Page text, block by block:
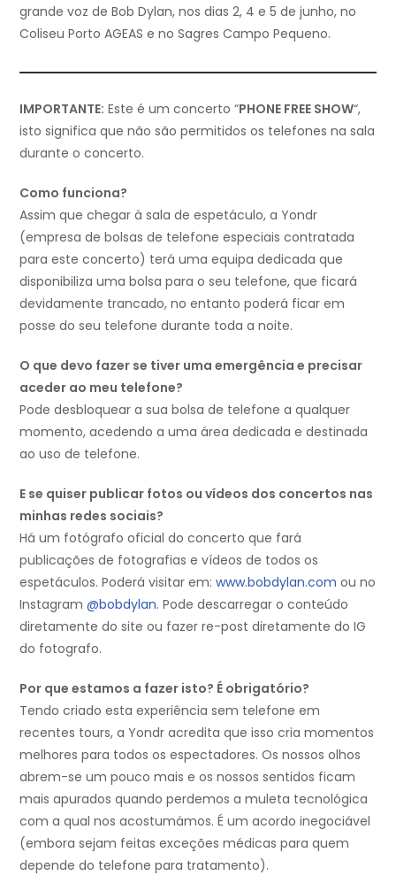
grande voz de Bob Dylan, nos dias 2, 4 e 5 de junho, no
Coliseu Porto AGEAS e no Sagres Campo Pequeno.
IMPORTANTE: Este é um concerto “PHONE FREE SHOW“,
isto significa que não são permitidos os telefones na sala
durante o concerto.
Como funciona?
Assim que chegar à sala de espetáculo, a Yondr
(empresa de bolsas de telefone especiais contratada
para este concerto) terá uma equipa dedicada que
disponibiliza uma bolsa para o seu telefone, que ficará
devidamente trancado, no entanto poderá ficar em
posse do seu telefone durante toda a noite.
O que devo fazer se tiver uma emergência e precisar
aceder ao meu telefone?
Pode desbloquear a sua bolsa de telefone a qualquer
momento, acedendo a uma área dedicada e destinada
ao uso de telefone.
E se quiser publicar fotos ou vídeos dos concertos nas
minhas redes sociais?
Há um fotógrafo oficial do concerto que fará
publicações de fotografias e vídeos de todos os
espetáculos. Poderá visitar em: www.bobdylan.com ou no
Instagram @bobdylan. Pode descarregar o conteúdo
diretamente do site ou fazer re-post diretamente do IG
do fotografo.
Por que estamos a fazer isto? É obrigatório?
Tendo criado esta experiência sem telefone em
recentes tours, a Yondr acredita que isso cria momentos
melhores para todos os espectadores. Os nossos olhos
abrem-se um pouco mais e os nossos sentidos ficam
mais apurados quando perdemos a muleta tecnológica
com a qual nos acostumámos. É um acordo inegociável
(embora sejam feitas exceções médicas para quem
depende do telefone para tratamento).